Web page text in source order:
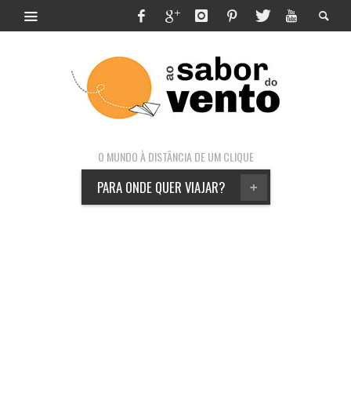
O MUNDO À DISTÂNCIA DE UM CLIQUE
+
PARA ONDE QUER VIAJAR?